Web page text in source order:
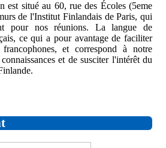
est situé au 60, rue des Écoles (5eme
de l'Institut Finlandais de Paris, qui
pour nos réunions. La langue de
ce qui a pour avantage de faciliter
et correspond à notre
et de susciter l'intérêt du